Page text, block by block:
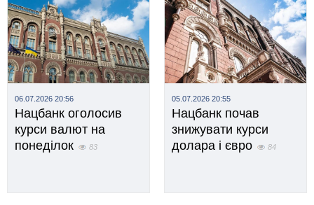
06.07.2026 20:56
Нацбанк оголосив
курси валют на
понеділок
83
05.07.2026 20:55
Нацбанк почав
знижувати курси
долара і євро
84